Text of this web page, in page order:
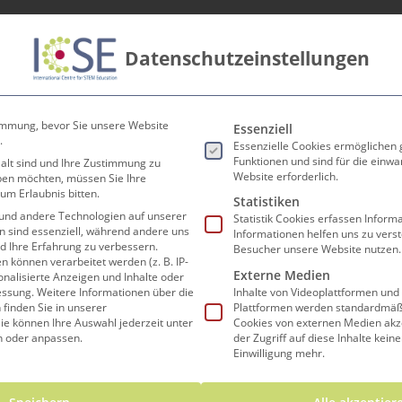
Lehrer*innen Forschen und Lehren
Datenschutzeinstellungen
bevor Sie unsere Website
sind und Ihre Zustimmung zu
möchten, müssen Sie Ihre
Erlaubnis bitten.
andere Technologien auf unserer
sind essenziell, während andere uns
Ihre Erfahrung zu verbessern.
können verarbeitet werden (z. B. IP-
Anzeigen und Inhalte oder
Weitere Informationen über die
Sie in unserer
können Ihre Auswahl jederzeit unter
oder anpassen.
Es folgt eine Liste der
Essenziell
Essenzielle Cookies ermöglichen
Funktionen und sind für die
Website erforderlich.
Statistiken
Statistik Cookies erfassen
Informationen helfen uns zu
Besucher unsere Website nutzen.
Externe Medien
Inhalte von Videoplattformen
Plattformen werden
Cookies von externen Medien
der Zugriff auf diese Inhalte
Einwilligung mehr.